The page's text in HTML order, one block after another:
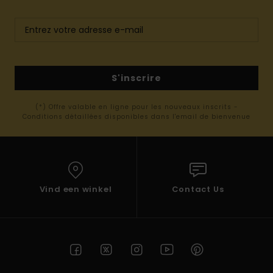
S'inscrire
(*) Offre valable en ligne pour les nouveaux inscrits -
Conditions détaillées disponibles dans l'email de bienvenue
Vind een winkel Contact Us